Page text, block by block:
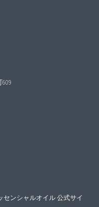
センシャルオイル 公式サイ